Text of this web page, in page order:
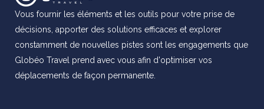
Vous fournir les éléments et les outils pour votre prise de
décisions, apporter des solutions efficaces et explorer
constamment de nouvelles pistes sont les engagements que
Globéo Travel prend avec vous afin d'optimiser vos
déplacements de façon permanente.